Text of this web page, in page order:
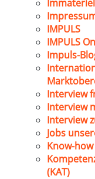
IMPULS
IMPULS
Impuls-
Interview
Interview
Interview
Jobs
Know-how
(KAT)